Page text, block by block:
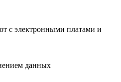
с электронными платами и
данных